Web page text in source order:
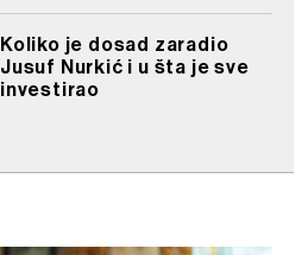
Koliko je dosad zaradio
Jusuf Nurkić i u šta je sve
investirao